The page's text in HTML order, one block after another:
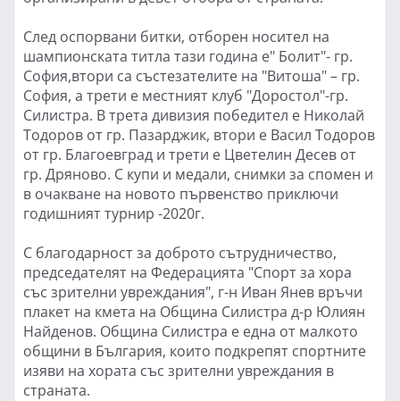
След оспорвани битки, отборен носител на
шампионската титла тази година е" Болит"- гр.
София,втори са състезателите на "Витоша" – гр.
София, а трети е местният клуб "Доростол"-гр.
Силистра. В трета дивизия победител е Николай
Тодоров от гр. Пазарджик, втори е Васил Тодоров
от гр. Благоевград и трети е Цветелин Десев от
гр. Дряново. С купи и медали, снимки за спомен и
в очакване на новото първенство приключи
годишният турнир -2020г.
С благодарност за доброто сътрудничество,
председателят на Федерацията "Спорт за хора
със зрителни увреждания", г-н Иван Янев връчи
плакет на кмета на Община Силистра д-р Юлиян
Найденов. Община Силистра е една от малкото
общини в България, които подкрепят спортните
изяви на хората със зрителни увреждания в
страната.